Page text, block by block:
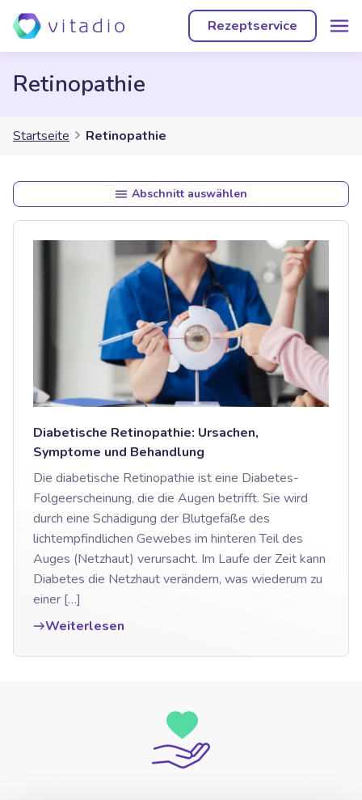
Rezeptservice
Retinopathie
Startseite Retinopathie
Abschnitt auswählen
Diabetische Retinopathie: Ursachen,
Symptome und Behandlung
Die diabetische Retinopathie ist eine Diabetes-
Folgeerscheinung, die die Augen betrifft. Sie wird
durch eine Schädigung der Blutgefäße des
lichtempfindlichen Gewebes im hinteren Teil des
Auges (Netzhaut) verursacht. Im Laufe der Zeit kann
Diabetes die Netzhaut verändern, was wiederum zu
einer […]
Weiterlesen